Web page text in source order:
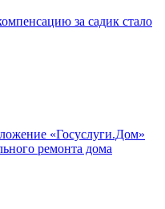
за садик стало
«Госуслуги.Дом»
ремонта дома